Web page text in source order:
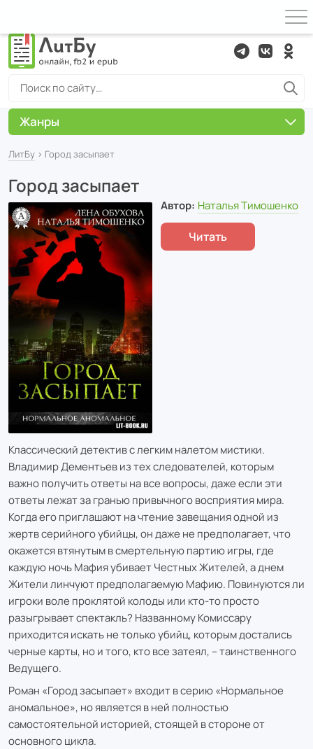
ЛитБу › Город засыпает
Город засыпает
Автор: Наталья Тимошенко
Читать
Классический детектив с легким налетом мистики.
Владимир Дементьев из тех следователей, которым
важно получить ответы на все вопросы, даже если эти
ответы лежат за гранью привычного восприятия мира.
Когда его приглашают на чтение завещания одной из
жертв серийного убийцы, он даже не предполагает, что
окажется втянутым в смертельную партию игры, где
каждую ночь Мафия убивает Честных Жителей, а днем
Жители линчуют предполагаемую Мафию. Повинуются ли
игроки воле проклятой колоды или кто-то просто
разыгрывает спектакль? Названному Комиссару
приходится искать не только убийц, которым достались
черные карты, но и того, кто все затеял, – таинственного
Ведущего.
Роман «Город засыпает» входит в серию «Нормальное
аномальное», но является в ней полностью
самостоятельной историей, стоящей в стороне от
основного цикла.
Жанры